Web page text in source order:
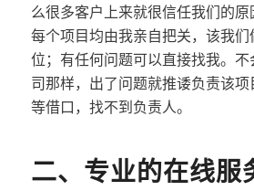
么很多客户上来就很信任我们的原
每个项目均由我亲自把关，该我
位；有任何问题可以直接找我。
司那样，出了问题就推诿负责该
等借口，找不到负责人。
二、专业的在线服